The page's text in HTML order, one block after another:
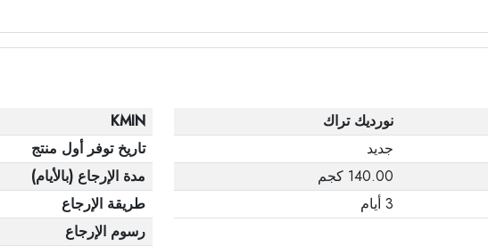
نورديك تراك
جديد
140.00 كجم
3 أيام
KMIN
تاريخ توفر أول منتج
مدة الإرجاع (بالأيام)
طريقة الإرجاع
رسوم الإرجاع